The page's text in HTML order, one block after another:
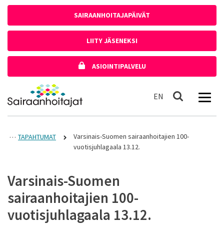
SAIRAANHOITAJAPÄIVÄT
LIITY JÄSENEKSI
ASIOINTIPALVELU
Etusivulle
EN In English
Haku
TAPAHTUMAT
Varsinais-Suomen sairaanhoitajien 100-
vuotisjuhlagaala 13.12.
Varsinais-Suomen
sairaanhoitajien 100-
vuotisjuhlagaala 13.12.